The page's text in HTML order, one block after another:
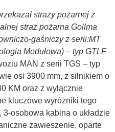
straży pożarnej z
straż pożarna Gollma
gaśniczy z serii:MT
Modułowa) – typ GTLF
MAN z serii TGS – typ
osi 3900 mm, z silnikiem o
KM oraz z wyłącznie
kluczowe wyróżniki tego
osobowa kabina o układzie
zawieszenie, oparte